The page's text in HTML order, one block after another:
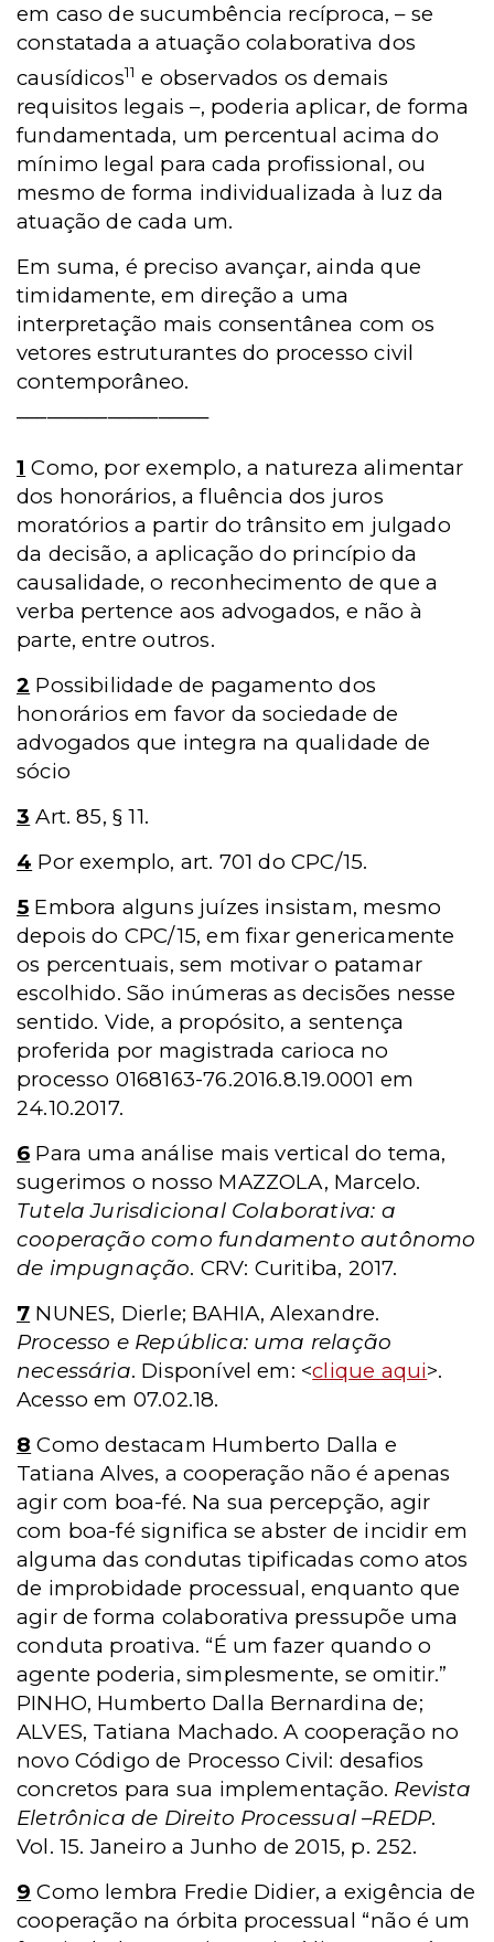
em caso de sucumbência recíproca, – se
constatada a atuação colaborativa dos
causídicos11 e observados os demais
requisitos legais –, poderia aplicar, de forma
fundamentada, um percentual acima do
mínimo legal para cada profissional, ou
mesmo de forma individualizada à luz da
atuação de cada um.
Em suma, é preciso avançar, ainda que
timidamente, em direção a uma
interpretação mais consentânea com os
vetores estruturantes do processo civil
contemporâneo.
1 Como, por exemplo, a natureza alimentar
dos honorários, a fluência dos juros
moratórios a partir do trânsito em julgado
da decisão, a aplicação do princípio da
causalidade, o reconhecimento de que a
verba pertence aos advogados, e não à
parte, entre outros.
2 Possibilidade de pagamento dos
honorários em favor da sociedade de
advogados que integra na qualidade de
sócio
3 Art. 85, § 11.
4 Por exemplo, art. 701 do CPC/15.
5 Embora alguns juízes insistam, mesmo
depois do CPC/15, em fixar genericamente
os percentuais, sem motivar o patamar
escolhido. São inúmeras as decisões nesse
sentido. Vide, a propósito, a sentença
proferida por magistrada carioca no
processo 0168163-76.2016.8.19.0001 em
24.10.2017.
6 Para uma análise mais vertical do tema,
sugerimos o nosso MAZZOLA, Marcelo.
Tutela Jurisdicional Colaborativa: a
cooperação como fundamento autônomo
de impugnação. CRV: Curitiba, 2017.
7 NUNES, Dierle; BAHIA, Alexandre.
Processo e República: uma relação
necessária. Disponível em: <clique aqui>.
Acesso em 07.02.18.
8 Como destacam Humberto Dalla e
Tatiana Alves, a cooperação não é apenas
agir com boa-fé. Na sua percepção, agir
com boa-fé significa se abster de incidir em
alguma das condutas tipificadas como atos
de improbidade processual, enquanto que
agir de forma colaborativa pressupõe uma
conduta proativa. “É um fazer quando o
agente poderia, simplesmente, se omitir.”
PINHO, Humberto Dalla Bernardina de;
ALVES, Tatiana Machado. A cooperação no
novo Código de Processo Civil: desafios
concretos para sua implementação. Revista
Eletrônica de Direito Processual –REDP.
Vol. 15. Janeiro a Junho de 2015, p. 252.
9 Como lembra Fredie Didier, a exigência de
cooperação na órbita processual “não é um